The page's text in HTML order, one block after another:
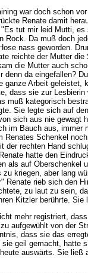
war doch schon
Renate damit
tut mir leid Mutti,
Rock. Da muß doch
nass geworden.
reichte der Mutter
die Mutter auch
da eingefallen?
Arbeit geleistet,
dass sie zur
muß kategorisch
Sie legte sich auf
sich aus nie
im Bauch aus,
Schenkel
der rechten Hand
hatte den
als auf
kriegen, aber lang
rieb sich den
zu laut zu sein,
Kitzler berührte.
mehr registriert,
aufgewühlt von der
dass sie das
geil gemacht,
auswärts. Sie